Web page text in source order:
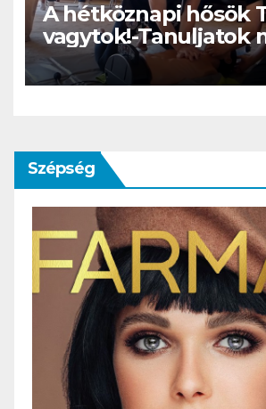
A hétköznapi hősök
vagytok!-Tanuljatok
újraéleszteni
Szépség